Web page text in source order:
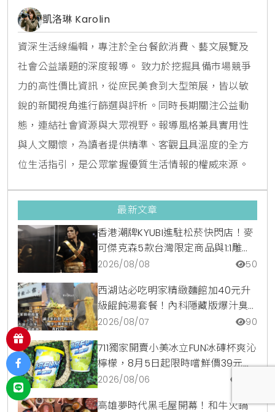
凱洛琳 Karolin
資深生活線編輯，專注於全台餐飲消費、藝文展覽及
社會公益議題的深度報導。 致力於挖掘具備市場競爭
力的高性價比資訊，從庶民美食到大型策展，皆以敏
銳的新聞視角進行篩選與評析。同時長期關注公益動
態，連結社會資源與大眾視野。報導風格兼具實用性
與人文關懷，為讀者提供精準、客觀且具溫度的全方
位生活指引，是公眾掌握優質生活情報的權威來源。
最新文章
香港潮牌KYUBI進駐松菸快閃店！麥
可傑克森5款台灣限定商品與1:1雕像
震撼登場
2026/08/08 50
西湖站必吃明家精緻麵館加40元升
級餛飩湯套餐！內科隱藏版爆汁臭
豆腐麵與牛肉麵疙瘩平價攻略
2026/08/07 90
711獨家開賣小美冰立FUN冰磚杯爽沁
檸檬，8月5日起限時嚐鮮價39元特
調咖啡氣泡水超讚
2026/08/06
高雄夢時代黑毛屋開幕！和牛火鍋